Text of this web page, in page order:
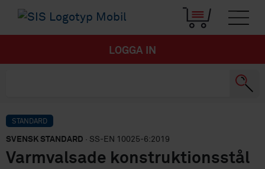
LOGGA IN
STANDARD
SVENSK STANDARD · SS-EN 10025-6:2019
Varmvalsade konstruktionsstål